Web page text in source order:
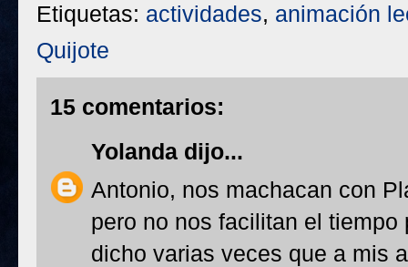
Etiquetas: actividades, animación
Quijote
15 comentarios:
Yolanda dijo...
Antonio, nos machacan con
pero no nos facilitan el
dicho varias veces que a mis